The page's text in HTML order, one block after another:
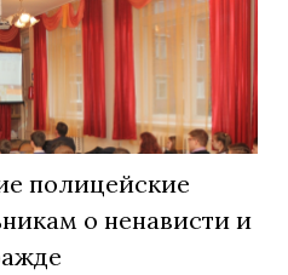
полицейские
о ненависти и